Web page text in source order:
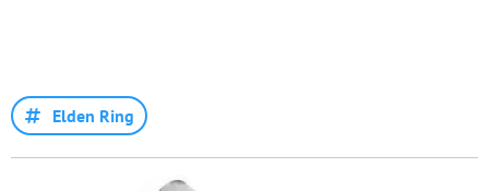
Elden Ring